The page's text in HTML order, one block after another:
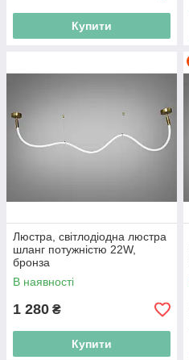
Купити
Люстра, світлодіодна люстра
шланг потужністю 22W,
бронза
В наявності
1 280 ₴
Купити